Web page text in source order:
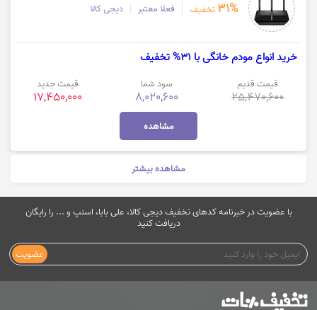
31% تخفیف فعلا معتبر دیجی کالا
خرید انواع مودم خانگی با 31% تخفیف
قیمت قدیم
25,470,600
سود شما
8,020,600
قیمت جدید
17,450,000
مشاهده
مشاهده بیشتر
با عضویت در خبرنامه کدهای تخفیف دیجی کالا، علی بابا، اسنپ و ... را رایگان
دریافت کنید
عضویت